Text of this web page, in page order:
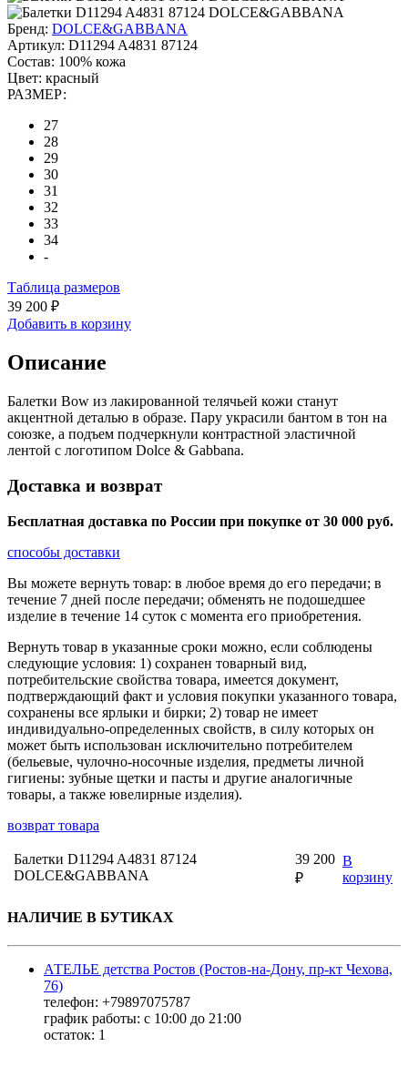
Бренд: DOLCE&GABBANA
Артикул: D11294 A4831 87124
Состав: 100% кожа
Цвет: красный
РАЗМЕР:
27
28
29
30
31
32
33
34
-
Таблица размеров
39 200 ₽
Добавить в корзину
Описание
Балетки Bow из лакированной телячьей кожи станут
акцентной деталью в образе. Пару украсили бантом в тон на
союзке, а подъем подчеркнули контрастной эластичной
лентой с логотипом Dolce & Gabbana.
Доставка и возврат
Бесплатная доставка по России при покупке от 30 000 pуб.
способы доставки
Вы можете вернуть товар: в любое время до его передачи; в
течение 7 дней после передачи; обменять не подошедшее
изделие в течение 14 суток с момента его приобретения.
Вернуть товар в указанные сроки можно, если соблюдены
следующие условия: 1) сохранен товарный вид,
потребительские свойства товара, имеется документ,
подтверждающий факт и условия покупки указанного товара,
сохранены все ярлыки и бирки; 2) товар не имеет
индивидуально-определенных свойств, в силу которых он
может быть использован исключительно потребителем
(бельевые, чулочно-носочные изделия, предметы личной
гигиены: зубные щетки и пасты и другие аналогичные
товары, а также ювелирные изделия).
возврат товара
Балетки D11294 A4831 87124
DOLCE&GABBANA
39 200
₽
В
корзину
НАЛИЧИЕ В БУТИКАХ
АТЕЛЬЕ детства Ростов (Ростов-на-Дону, пр-кт Чехова,
76)
телефон: +79897075787
график работы: с 10:00 до 21:00
остаток: 1